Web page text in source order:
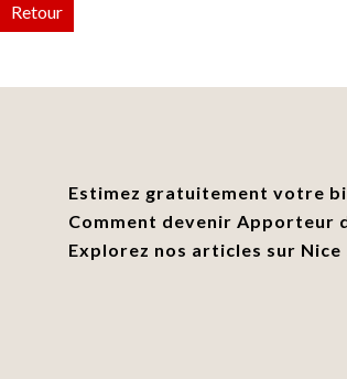
Retour
Estimez gratuitement votre
Comment devenir Apporteur
Explorez nos articles sur Nice